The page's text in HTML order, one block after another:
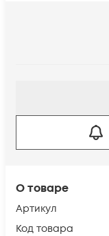
О товаре
Артикул
Код товара